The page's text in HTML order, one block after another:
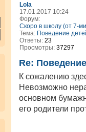
Lola
17.01.2017 10:24
Форум:
Скоро в школу (от 7-
Тема: Поведение
Ответы: 23
Просмотры: 37297
Re:
К сожалению
Невозможно
основном
его родители